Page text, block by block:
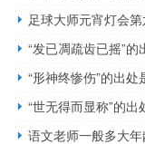
足球大师元宵灯会
“发已凋疏齿已摇”的
“形神终惨伤”的出处
“世无得而显称”的出
语文老师一般多大